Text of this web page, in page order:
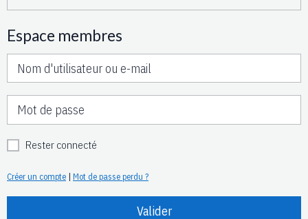
Espace membres
Rester connecté
Créer un compte | Mot de passe perdu ?
Valider